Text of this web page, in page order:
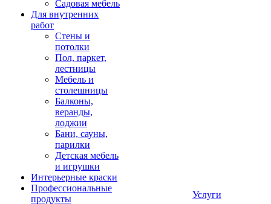
Садовая мебель
Для внутренних
работ
Стены и
потолки
Пол, паркет,
лестницы
Мебель и
столешницы
Балконы,
веранды,
лоджии
Бани, сауны,
парилки
Детская мебель
и игрушки
Интерьерные краски
Профессиональные
продукты
Услуги